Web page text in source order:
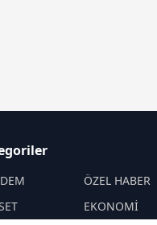
ÖZEL HABER
EKONOMİ